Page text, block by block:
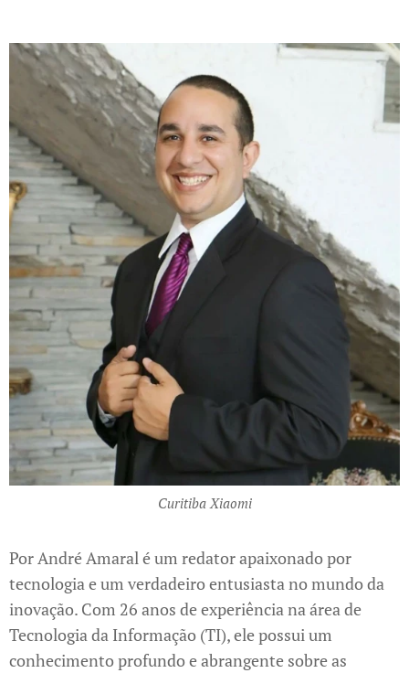
Curitiba Xiaomi
Por André Amaral é um redator apaixonado por
tecnologia e um verdadeiro entusiasta no mundo da
inovação. Com 26 anos de experiência na área de
Tecnologia da Informação (TI), ele possui um
conhecimento profundo e abrangente sobre as